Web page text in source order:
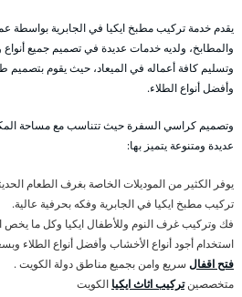
يقدم خدمة تركيب مطبخ ايكيا في الجابرية
والمطابخ، ولديه خدمات عديدة في تصميم جميع
وتسليم كافة أعماله في الميعاد، حيث يقوم بتصميم
وأفضل أنواع الطلاء.
وتصميم كراسي السفرة حيث تتناسب مع مساحة
عديدة ومتنوعة يتميز بها:
يوفر الكثير من الموديلات الخاصة بغرف الطعام
تركيب مطبخ ايكيا في الجابرية وفكه بحرفية عالية.
فك وتركيب غرف النوم وللأطفال ايكيا وكل ما يخص
استخدام أجود أنواع الأخشاب وأفضل أنواع الطلاء
فتح اقفال سريع وامن بجميع مناطق دولة الكويت .
متخصصينتركيب اثاث ايكيا الكويت